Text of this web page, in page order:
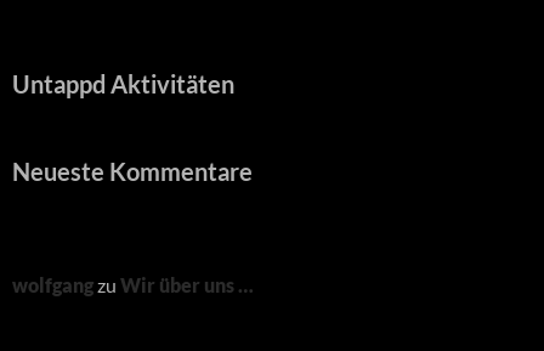
Untappd Aktivitäten
Neueste Kommentare
wolfgangzu Wir über uns …